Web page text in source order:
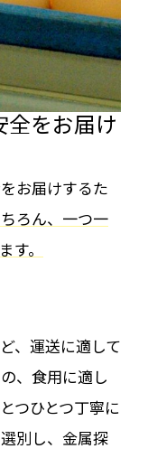
をお届け
お届けするた
ろん、一つ一
。
、運送に適して
、食用に適し
つひとつ丁寧に
別し、金属探